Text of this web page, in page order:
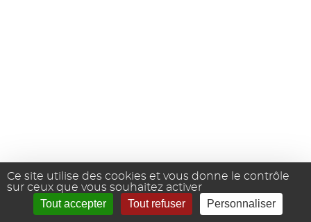
Ce site utilise des cookies et vous donne le contrôle
sur ceux que vous souhaitez activer
Tout accepter Tout refuser Personnaliser